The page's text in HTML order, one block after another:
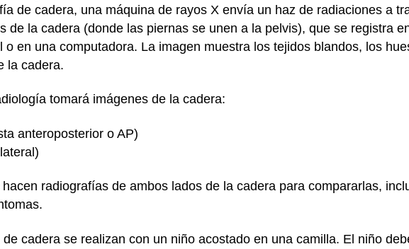
de cadera, una máquina de rayos X envía un haz de radiaciones a
de la cadera (donde las piernas se unen a la pelvis), que se registra
o en una computadora. La imagen muestra los tejidos blandos, los
la cadera.
tomará imágenes de la cadera:
anteroposterior o AP)
radiografías de ambos lados de la cadera para compararlas,
cadera se realizan con un niño acostado en una camilla. El niño